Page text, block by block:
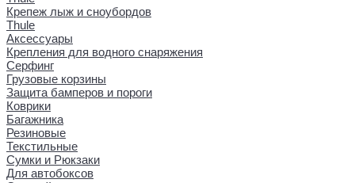
Крепеж лыж и сноубордов
Thule
Аксессуары
Крепления для водного снаряжения
Серфинг
Грузовые корзины
Защита бамперов и пороги
Коврики
Багажника
Резиновые
Текстильные
Сумки и Рюкзаки
Для автобоксов